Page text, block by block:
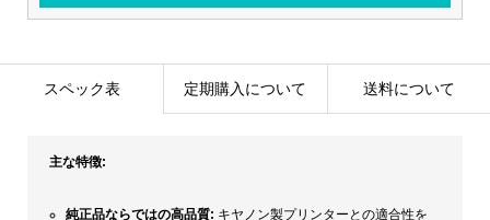
スペック表 定期購入について 送料について
主な特徴:
純正品ならではの高品質: キヤノン製プリンターとの適合性を